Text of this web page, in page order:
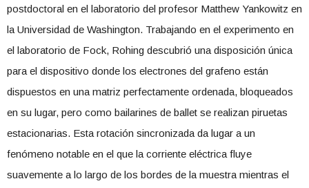
postdoctoral en el laboratorio del profesor Matthew Yankowitz en
la Universidad de Washington. Trabajando en el experimento en
el laboratorio de Fock, Rohing descubrió una disposición única
para el dispositivo donde los electrones del grafeno están
dispuestos en una matriz perfectamente ordenada, bloqueados
en su lugar, pero como bailarines de ballet se realizan piruetas
estacionarias. Esta rotación sincronizada da lugar a un
fenómeno notable en el que la corriente eléctrica fluye
suavemente a lo largo de los bordes de la muestra mientras el